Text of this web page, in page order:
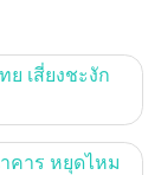
เสี่ยงชะงัก
คาร หยุดไหม